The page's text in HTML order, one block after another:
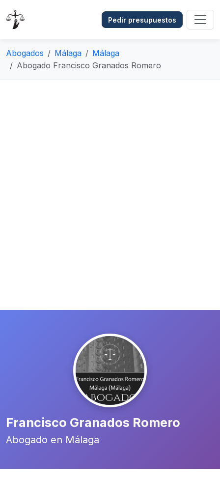
Pedir presupuestos
Abogados Málaga
Málaga
Abogado Francisco Granados Romero
Francisco Granados Romero
Abogado en Málaga